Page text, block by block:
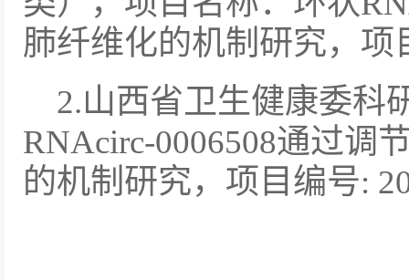
肺纤维化的机制研究，项
2.山西省卫生健康委科
RNAcirc-0006508通过调
的机制研究，项目编号: